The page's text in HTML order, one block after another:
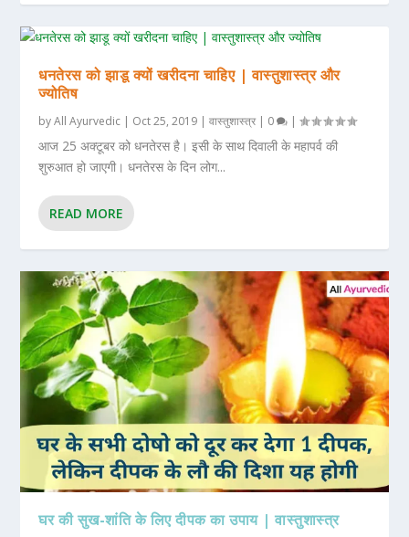
धनतेरस को झाडू क्यों खरीदना चाहिए | वास्तुशास्त्र और
ज्योतिष
byAll Ayurvedic Oct 25, 2019 |वास्तुशास्त्र 0 |
आज 25 अक्टूबर को धनतेरस है। इसी के साथ दिवाली के महापर्व की
शुरुआत हो जाएगी। धनतेरस के दिन लोग...
READ MORE
घर की सुख-शांति के लिए दीपक का उपाय | वास्तुशास्त्र